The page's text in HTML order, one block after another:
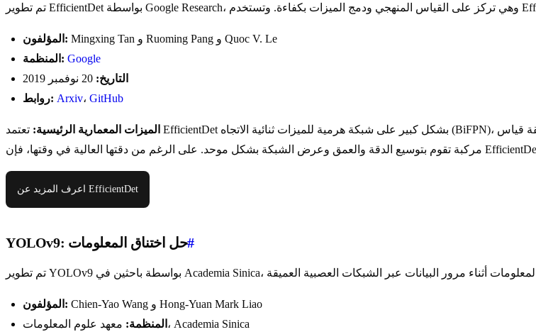
المؤلفون:
Mingxing Tan و Ruoming Pang و Quoc V. Le
المنظمة: Google
التاريخ:
روابط: Arxiv، GitHub
الميزات المعمارية الرئيسية: تعتمد EfficientDet بشكل كبير على شبكة هرمية للميزات ثنائية الاتجاه (BiFPN)، مما يسمح بدمج ميزات متعددة المقاييس بسهولة وسرعة. إلى جانب ذلك، تستخدم طريقة قياس
اعرف المزيد عن EfficientDet
YOLOv9: حل اختناق المعلومات#
المؤلفون:
Chien-Yao Wang و Hong-Yuan Mark Liao
المنظمة: معهد علوم المعلومات، Academia Sinica